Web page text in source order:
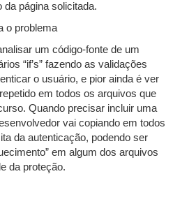
página solicitada.
o problema
um código-fonte de um
“if’s” fazendo as validações
o usuário, e pior ainda é ver
em todos os arquivos que
Quando precisar incluir uma
vai copiando em todos
da autenticação, podendo ser
em algum dos arquivos
da proteção.